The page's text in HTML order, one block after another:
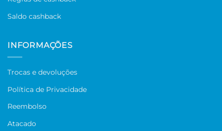
Saldo cashback
INFORMAÇÕES
Trocas e devoluções
Política de Privacidade
Reembolso
Atacado